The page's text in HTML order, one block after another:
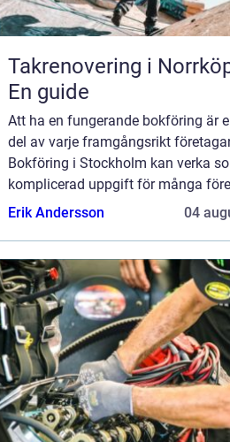
Takrenovering i
En guide
Att ha en fungerande bokföring är
del av varje framgångsrikt
Bokföring i Stockholm kan verka
komplicerad uppgift för många
men med rätt kunskap och stöd bl...
Erik Andersson 04